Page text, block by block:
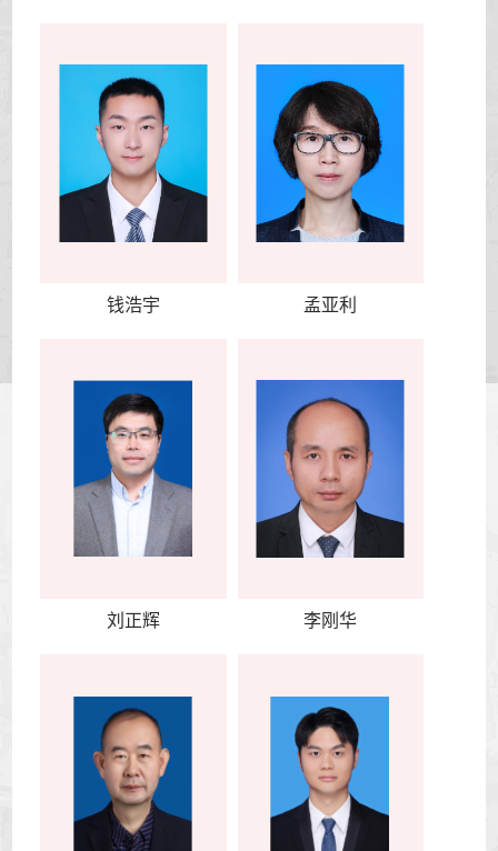
钱浩宇 孟亚利
刘正辉 李刚华